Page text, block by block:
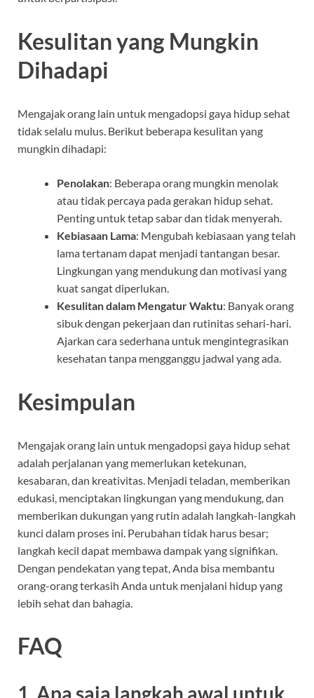
Kesulitan yang Mungkin
Dihadapi
Mengajak orang lain untuk mengadopsi gaya hidup sehat
tidak selalu mulus. Berikut beberapa kesulitan yang
mungkin dihadapi:
Penolakan: Beberapa orang mungkin menolak
atau tidak percaya pada gerakan hidup sehat.
Penting untuk tetap sabar dan tidak menyerah.
Kebiasaan Lama: Mengubah kebiasaan yang telah
lama tertanam dapat menjadi tantangan besar.
Lingkungan yang mendukung dan motivasi yang
kuat sangat diperlukan.
Kesulitan dalam Mengatur Waktu: Banyak orang
sibuk dengan pekerjaan dan rutinitas sehari-hari.
Ajarkan cara sederhana untuk mengintegrasikan
kesehatan tanpa mengganggu jadwal yang ada.
Kesimpulan
Mengajak orang lain untuk mengadopsi gaya hidup sehat
adalah perjalanan yang memerlukan ketekunan,
kesabaran, dan kreativitas. Menjadi teladan, memberikan
edukasi, menciptakan lingkungan yang mendukung, dan
memberikan dukungan yang rutin adalah langkah-langkah
kunci dalam proses ini. Perubahan tidak harus besar;
langkah kecil dapat membawa dampak yang signifikan.
Dengan pendekatan yang tepat, Anda bisa membantu
orang-orang terkasih Anda untuk menjalani hidup yang
lebih sehat dan bahagia.
FAQ
1. Apa saja langkah awal untuk